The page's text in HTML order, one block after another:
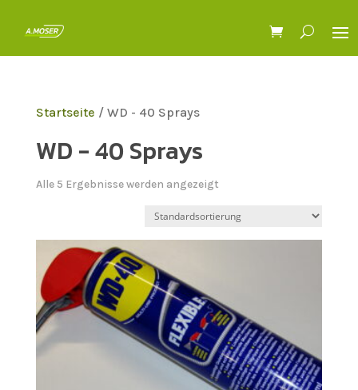
Startseite / WD - 40 Sprays
WD - 40 Sprays
Alle 5 Ergebnisse werden angezeigt